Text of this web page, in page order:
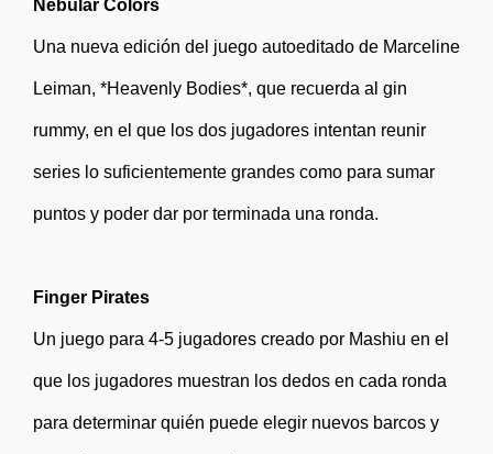
Nebular Colors
Una nueva edición del juego autoeditado de Marceline
Leiman, *Heavenly Bodies*, que recuerda al gin
rummy, en el que los dos jugadores intentan reunir
series lo suficientemente grandes como para sumar
puntos y poder dar por terminada una ronda.
Finger Pirates
Un juego para 4-5 jugadores creado por Mashiu en el
que los jugadores muestran los dedos en cada ronda
para determinar quién puede elegir nuevos barcos y